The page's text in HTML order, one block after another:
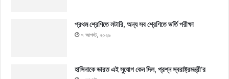
প্রথম শ্রেণিতে লটারি, অন্য সব শ্রেণিতে ভর্তি পরীক্ষা
৭ আগস্ট, ২০২৬
হাসিনাকে ভারত এই সুযোগ কেন দিল, প্রশ্ন স্বরাষ্ট্রমন্ত্রী’র